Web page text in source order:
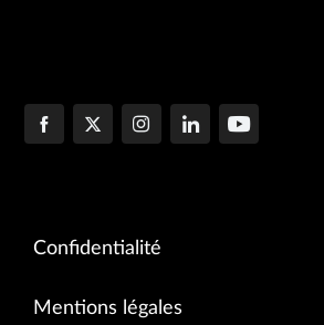
Confidentialité
Mentions légales